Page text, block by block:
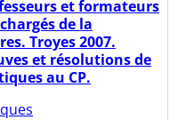
et formateurs
de la
Troyes 2007.
et résolutions de
au CP.